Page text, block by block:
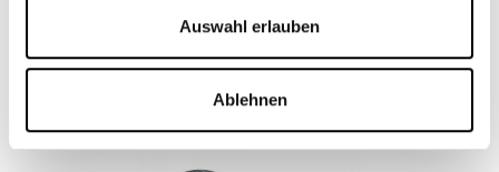
Auswahl erlauben
Ablehnen
De38,95 €*